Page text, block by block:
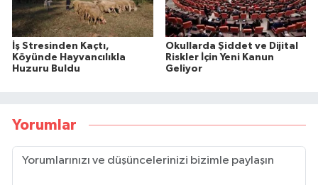
İş Stresinden Kaçtı,
Köyünde Hayvancılıkla
Huzuru Buldu
Okullarda Şiddet ve Dijital
Riskler İçin Yeni Kanun
Geliyor
Yorumlar